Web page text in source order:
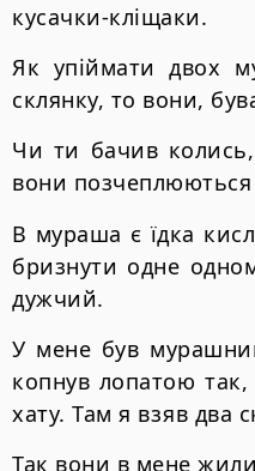
кусачки-кліщаки.
Як упіймати двох
склянку, то вони,
Чи ти бачив
вони позчеплюються
В мураша є їдка
бризнути одне
дужчий.
У мене був
копнув лопатою
хату. Там я взяв два
Так вони в мене